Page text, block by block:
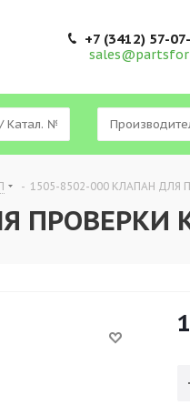
+7 (3412) 57-
- 1505-8502-000 КЛАПАН ДЛЯ
ПРОВЕРКИ